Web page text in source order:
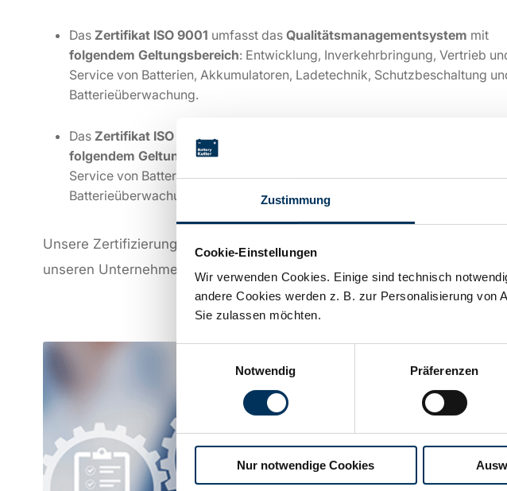
Zustimmung
Cookie-Einstellungen
Wir verwenden Cookies. Einige sind technisch
andere Cookies werden z. B. zur Personalisierung von
Sie zulassen möchten.
Notwendig
Präferenzen
Nur notwendige Cookies
Das Zertifikat ISO 9001 umfasst das Qualitätsmanagementsystem mit
folgendem Geltungsbereich: Entwicklung, Inverkehrbringung, Vertrieb
Service von Batterien, Akkumulatoren, Ladetechnik, Schutzbeschaltung
Batterieüberwachung.
Das Zertifikat ISO 14001umfasst das
folgendem Geltungsbereich
Service von Batterien, Akkumulatoren, Ladetechnik, Schutzbeschaltung
Batterieüberwachung.
Unsere Zertifizierungen der Managementsysteme gelten ausschließlich
unseren Unternehmenssitz in Norderstedt.